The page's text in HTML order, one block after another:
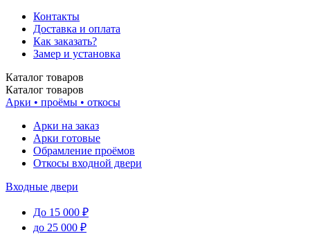
Контакты
Доставка и оплата
Как заказать?
Замер и установка
Каталог товаров
Каталог товаров
Арки • проёмы • откосы
Арки на заказ
Арки готовые
Обрамление проёмов
Откосы входной двери
Входные двери
До 15 000 ₽
до 25 000 ₽